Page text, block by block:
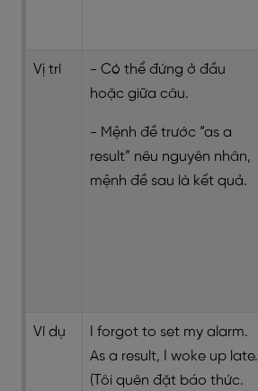
Vị trí
- Có thể đứng ở đầu
hoặc giữa câu.
- Mệnh đề trước “as a
result” nêu nguyên nhân,
mệnh đề sau là kết quả.
Ví dụ
I forgot to set my alarm.
As a result, I woke up late.
(Tôi quên đặt báo thức.